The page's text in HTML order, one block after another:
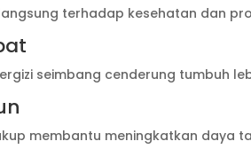
terhadap kesehatan dan
seimbang cenderung tumbuh
membantu meningkatkan daya